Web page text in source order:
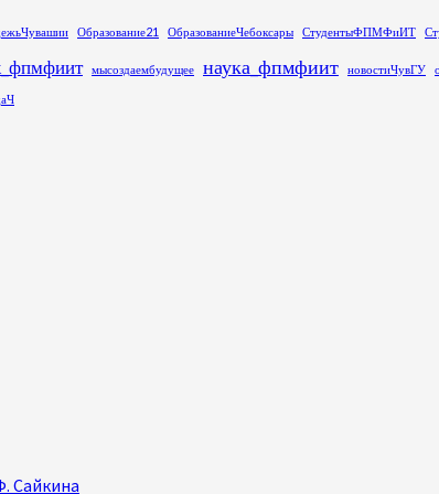
Образование21 ОбразованиеЧебоксары СтудентыФПМФиИТ
мысоздаембудущее наука_фпмфиит новостиЧувГУ
Сайкина